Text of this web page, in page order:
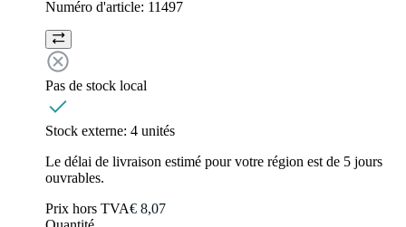
Numéro d'article: 11497
Pas de stock local
Stock externe: 4 unités
Le délai de livraison estimé pour votre région est de 5 jours
ouvrables.
Prix hors TVA€ 8,07